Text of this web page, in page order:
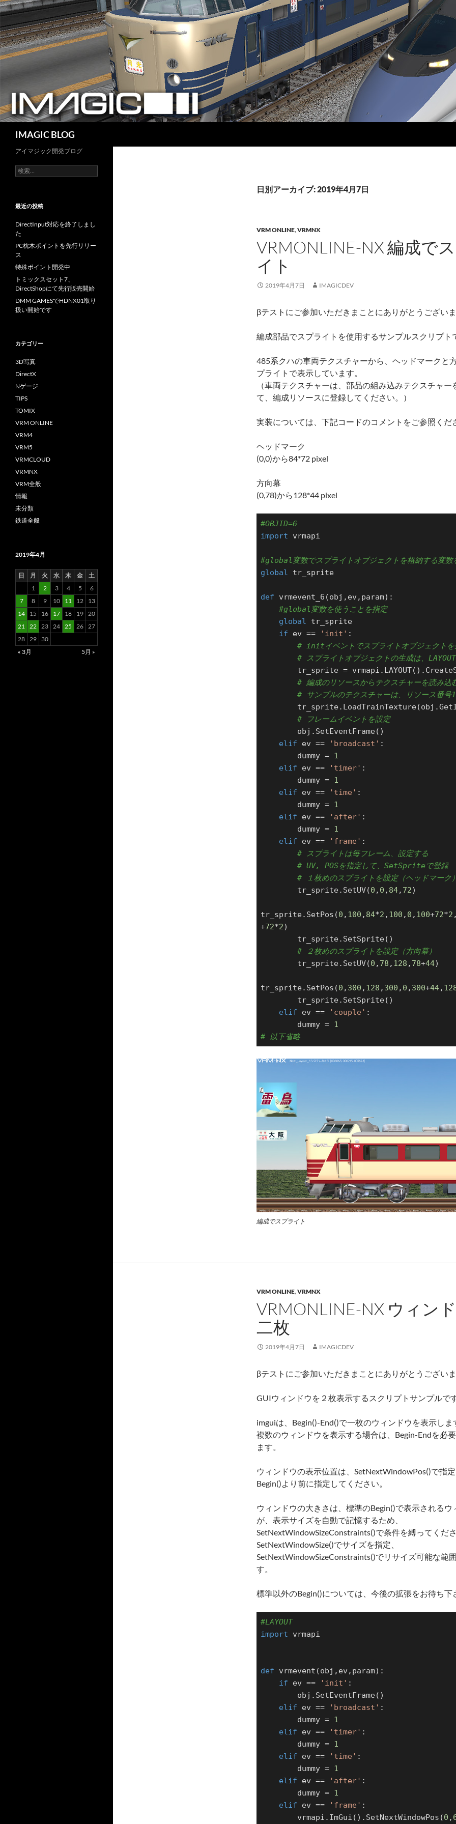
コ
ン
テ
ン
ツ
ッ
プ
IMAGIC BLOG
日別アーカイブ: 2019年4月7日
VRM ONLINE,VRMNX
VRMONLINE-NX 編成で
イト
2019年4月7日 IMAGICDEV
βテストにご参加いただきまことにありがとうござい
編成部品でスプライトを使用するサンプルスクリプト
485系クハの車両テクスチャーから、ヘッドマークと
プライトで表示しています。
（車両テクスチャーは、部品の組み込みテクスチャー
て、編成リソースに登録してください。）
実装については、下記コードのコメントをご参照くだ
ヘッドマーク
(0,0)から84*72 pixel
方向幕
(0,78)から128*44 pixel
#OBJID=6
import vrmapi
#global変数でスプライトオブジェクトを格納する変数
global
tr_sprite
def vrmevent_6 (obj,ev,param) :
#global変数を使うことを指定
global
tr_sprite
if ev == 'init' :
# initイベントでスプライトオブジェクトを
# スプライトオブジェクトの生成は、
# 編成のリソースからテクスチャーを読み込
# サンプルのテクスチャーは、リソース番号1
# フレームイベントを設定
elif ev == 'broadcast' :
        dummy =
1
elif ev == 'timer' :
        dummy =
1
elif ev == 'time' :
        dummy =
1
elif ev == 'after' :
        dummy =
1
elif ev == 'frame' :
# スプライトは毎フレーム、設定する
# UV, POSを指定して、SetSpriteで登録
# １枚めのスプライトを設定（ヘッドマーク
        tr_sprite.SetUV(
0 , 0 , 84, 72)
tr_sprite.SetPos(0 , 100 , 84*2 , 100 , 0 , 100+72*2
+72*2)
# ２枚めのスプライトを設定（方向幕）
        tr_sprite.SetUV(
0 , 78 , 128 , 78+44)
tr_sprite.SetPos(0 , 300 , 128 , 300 , 0 , 300+44,
elif ev == 'couple' :
        dummy =
1
# 以下省略
編成でスプライト
VRM ONLINE,VRMNX
VRMONLINE-NX ウィン
二枚
2019年4月7日 IMAGICDEV
βテストにご参加いただきまことにありがとうござい
GUIウィンドウを２枚表示するスクリプトサンプルで
imguiは、Begin()-End()で一枚のウィンドウを表示しま
複数のウィンドウを表示する場合は、Begin-Endを必
ます。
ウィンドウの表示位置は、SetNextWindowPos()で指
Begin()より前に指定してください。
ウィンドウの大きさは、標準のBegin()で表示されるウ
が、表示サイズを自動で記憶するため、
SetNextWindowSizeConstraints()で条件を縛ってくだ
SetNextWindowSize()でサイズを指定、
SetNextWindowSizeConstraints()でリサイズ可能な範
す。
標準以外のBegin()については、今後の拡張をお待ち下
#LAYOUT
import vrmapi
def vrmevent (obj,ev,param) :
if ev == 'init' :
elif ev == 'broadcast' :
        dummy =
1
elif ev == 'timer' :
        dummy =
1
elif ev == 'time' :
        dummy =
1
elif ev == 'after' :
        dummy =
1
elif ev == 'frame' :
        vrmapi.ImGui().SetNextWindowPos(
0 ,
アイマジック開発ブログ
検
索:
最近の投稿
DirectInput対応を終了しまし
た
PC枕木ポイントを先行リリー
ス
特殊ポイント開発中
トミックスセット7、
DirectShopにて先行販売開始
DMM GAMESでHDNX01取り
扱い開始です
カテゴリー
3D写真
DirectX
Nゲージ
TIPS
TOMIX
VRM ONLINE
VRM4
VRM5
VRMCLOUD
VRMNX
VRM全般
情報
未分類
鉄道全般
2019年4月
日 月 火 水 木 金
土
1
2 3 4 5
6
7
8 9 10 11 12
13
14
15 16 17 18 19 20
21 22 23 24 25 26 27
28 29
30
« 3月
5月 »